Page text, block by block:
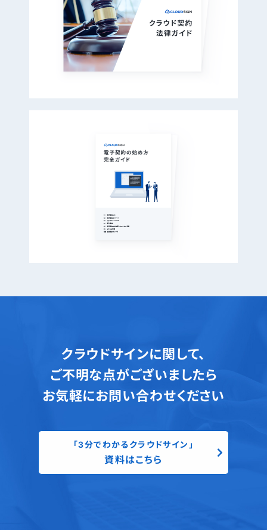
クラウドサインに関して、
ご不明な点がございましたら
お気軽にお問い合わせください
「3分でわかるクラウドサイン」
資料はこちら